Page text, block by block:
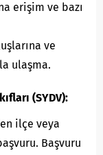
erişim ve bazı
ve
ulaşma.
(SYDV):
ilçe veya
Başvuru